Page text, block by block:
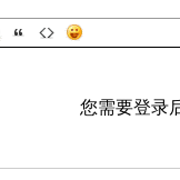
您需要登录